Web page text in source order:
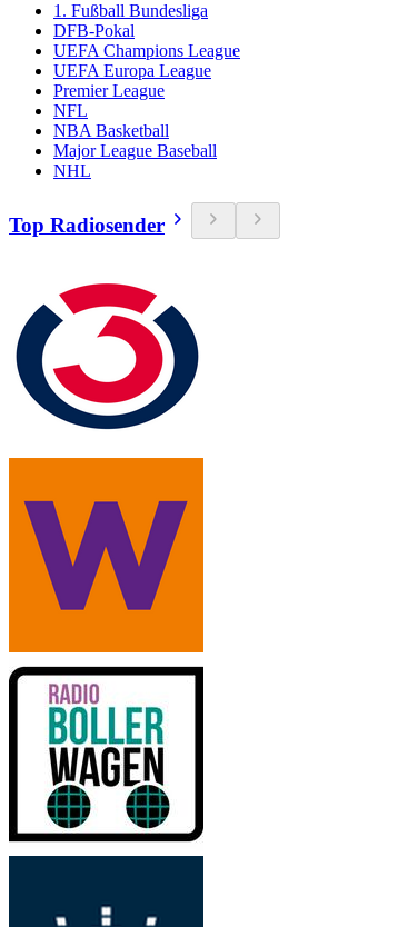
1. Fußball Bundesliga
DFB-Pokal
UEFA Champions League
UEFA Europa League
Premier League
NFL
NBA Basketball
Major League Baseball
NHL
Top Radiosender